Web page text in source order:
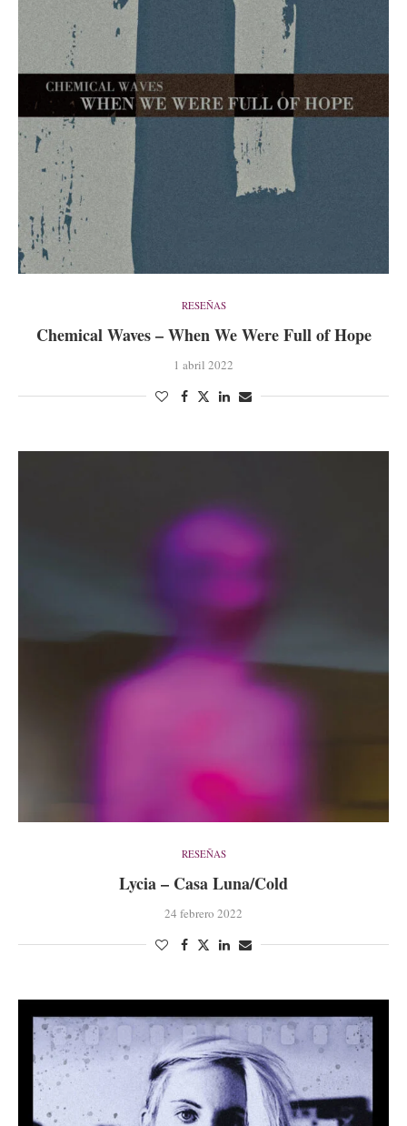
RESEÑAS
Chemical Waves – When We Were Full of Hope
1 abril 2022
RESEÑAS
Lycia – Casa Luna/Cold
24 febrero 2022